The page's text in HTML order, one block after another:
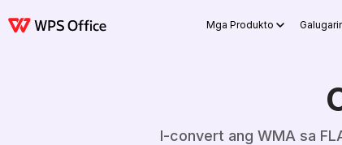
Mga Produkto
I-convert ang WMA sa